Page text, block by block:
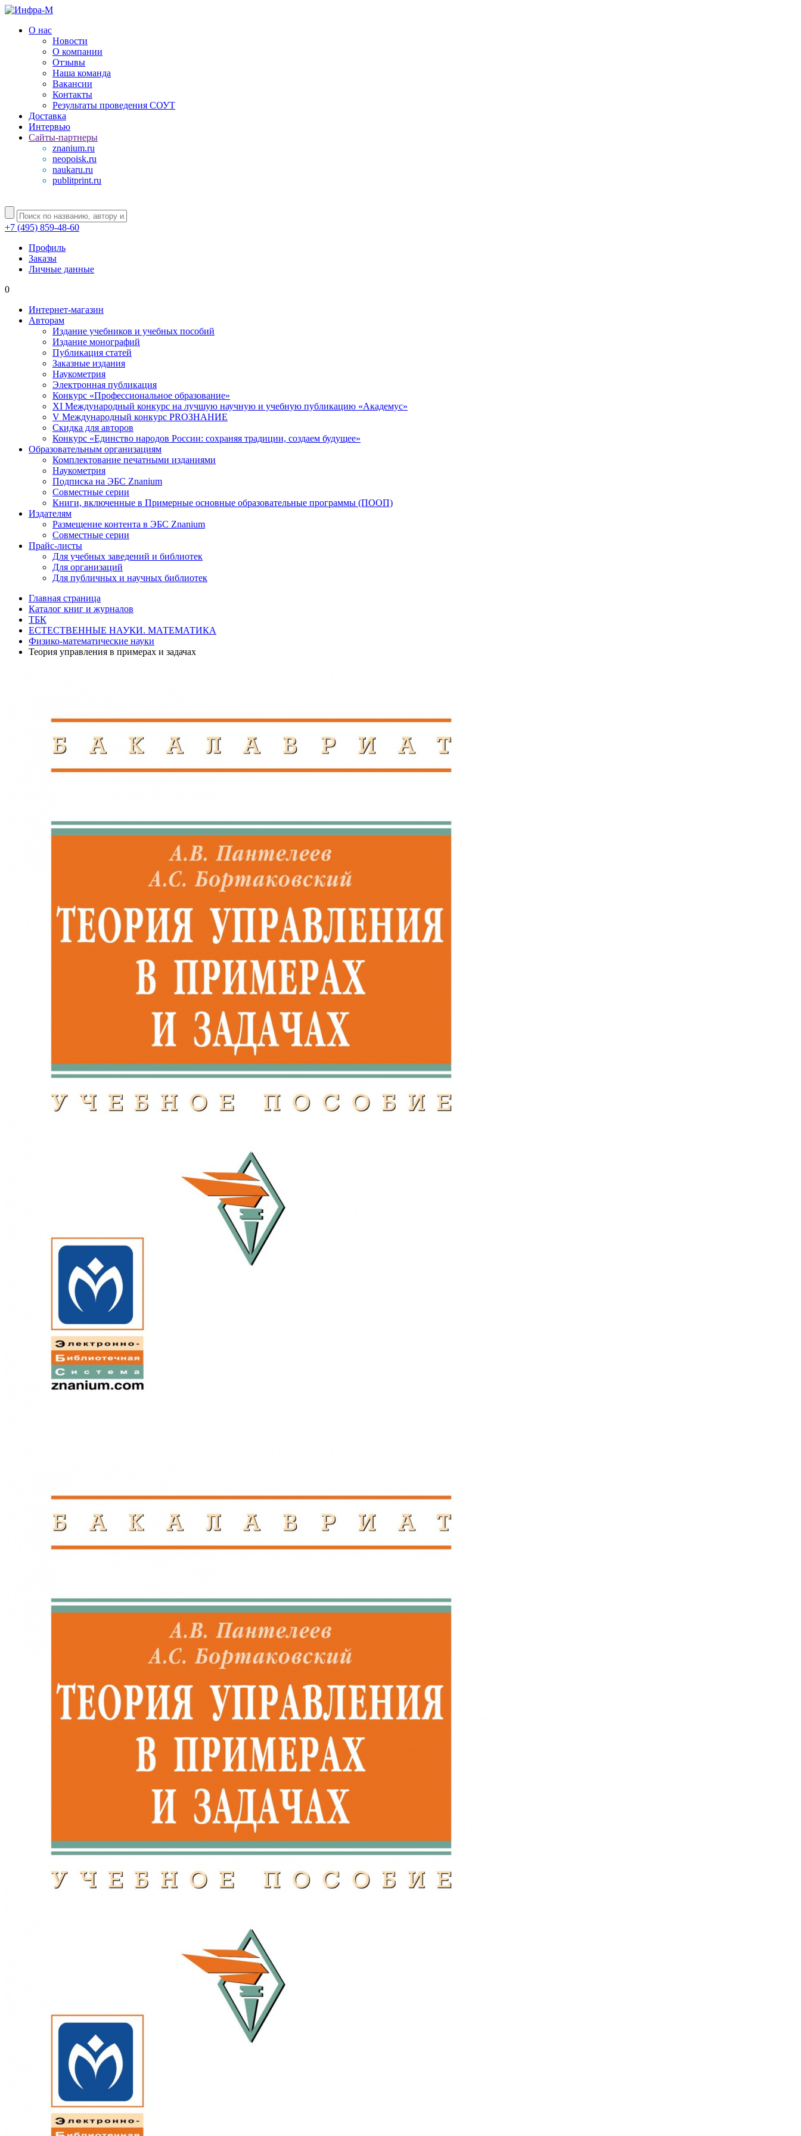
О нас
Новости
О компании
Отзывы
Наша команда
Вакансии
Контакты
Результаты проведения СОУТ
Доставка
Интервью
Сайты-партнеры
znanium.ru
neopoisk.ru
naukaru.ru
publitprint.ru
+7 (495) 859-48-60
Профиль
Заказы
Личные данные
0
Интернет-магазин
Авторам
Издание учебников и учебных пособий
Издание монографий
Публикация статей
Заказные издания
Наукометрия
Электронная публикация
Конкурс «Профессиональное образование»
XI Международный конкурс на лучшую научную и учебную публикацию «Академус»
V Международный конкурс PROЗНАНИЕ
Скидка для авторов
Конкурс «Единство народов России: сохраняя традиции, создаем будущее»
Образовательным организациям
Комплектование печатными изданиями
Наукометрия
Подписка на ЭБС Znanium
Совместные серии
Книги, включенные в Примерные основные образовательные программы (ПООП)
Издателям
Размещение контента в ЭБС Znanium
Совместные серии
Прайс-листы
Для учебных заведений и библиотек
Для организаций
Для публичных и научных библиотек
Главная страница
Каталог книг и журналов
ТБК
ЕСТЕСТВЕННЫЕ НАУКИ. МАТЕМАТИКА
Физико-математические науки
Теория управления в примерах и задачах